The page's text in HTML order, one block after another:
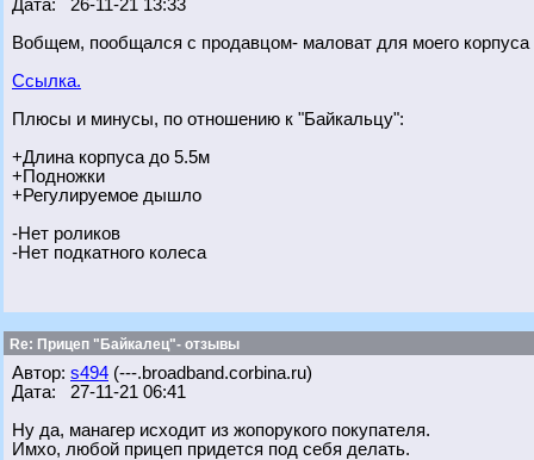
Дата: 26-11-21 13:33
Вобщем, пообщался с продавцом- маловат для моего
Ссылка.
Плюсы и минусы, по отношению к "Байкальцу":
+Длина корпуса до 5.5м
+Подножки
+Регулируемое дышло
-Нет роликов
-Нет подкатного колеса
Re: Прицеп "Байкалец"- отзывы
Автор: s494 (---.broadband.corbina.ru)
Дата: 27-11-21 06:41
Ну да, манагер исходит из жопорукого покупателя.
Имхо, любой прицеп придется под себя делать.